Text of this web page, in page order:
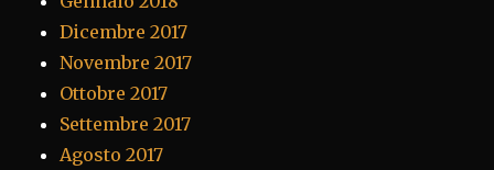
Dicembre 2017
Novembre 2017
Ottobre 2017
Settembre 2017
Agosto 2017